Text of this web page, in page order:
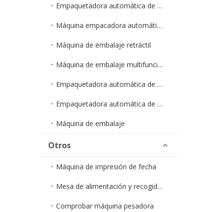
Empaquetadora automática de gránulos en bolsa
Máquina empacadora automática de polvo en bolsa
Máquina de embalaje retráctil
Máquina de embalaje multifunción
Empaquetadora automática de cápsulas
Empaquetadora automática de hardware
Máquina de embalaje
Otros
Máquina de impresión de fecha
Mesa de alimentación y recogida ZXJ
Comprobar máquina pesadora